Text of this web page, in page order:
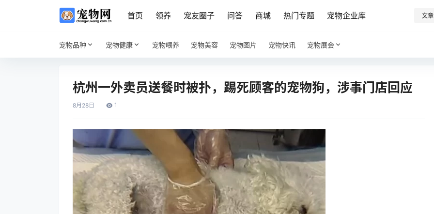
首页 领养 宠友圈子 问答 商城 热门专题 宠物企业库 文章
宠物品种 宠物健康 宠物喂养 宠物美容 宠物图片 宠物快讯 宠物展会
杭州一外卖员送餐时被扑，踢死顾客的宠物狗，涉事门店回应
8月 28日 1